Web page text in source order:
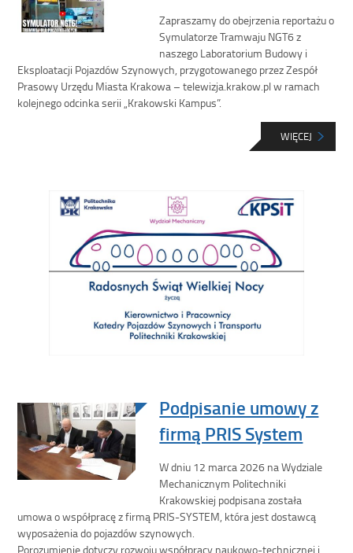
Zapraszamy do obejrzenia reportażu o
Symulatorze Tramwaju NGT6 z
naszego Laboratorium Budowy i
Eksploatacji Pojazdów Szynowych, przygotowanego przez Zespół
Prasowy Urzędu Miasta Krakowa – telewizja.krakow.pl w ramach
kolejnego odcinka serii „Krakowski Kampus”.
WIĘCEJ
Podpisanie umowy z
firmą PRIS System
W dniu 12 marca 2026 na Wydziale
Mechanicznym Politechniki
Krakowskiej podpisana została
umowa o współpracę z firmą PRIS-SYSTEM, która jest dostawcą
wyposażenia do pojazdów szynowych.
Porozumienie dotyczy rozwoju współpracy naukowo-technicznej i